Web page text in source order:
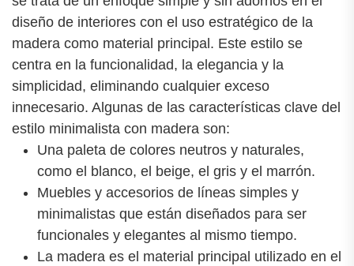
diseño de interiores con el uso estratégico de la
madera como material principal. Este estilo se
centra en la funcionalidad, la elegancia y la
simplicidad, eliminando cualquier exceso
innecesario. Algunas de las características clave del
estilo minimalista con madera son:
Una paleta de colores neutros y naturales,
como el blanco, el beige, el gris y el marrón.
Muebles y accesorios de líneas simples y
minimalistas que están diseñados para ser
funcionales y elegantes al mismo tiempo.
La madera es el material principal utilizado en el